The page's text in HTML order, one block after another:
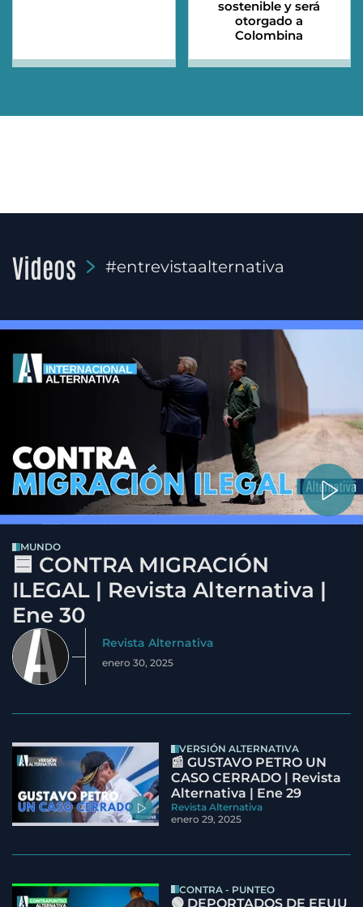
sostenible y será
otorgado a
Colombina
Videos #entrevistaalternativa
MUNDO
🟦 CONTRA MIGRACIÓN
ILEGAL | Revista Alternativa |
Ene 30
Revista Alternativa
enero 30, 2025
VERSIÓN ALTERNATIVA
📰 GUSTAVO PETRO UN
CASO CERRADO | Revista
Alternativa | Ene 29
Revista Alternativa
enero 29, 2025
CONTRA - PUNTEO
🟢 DEPORTADOS DE EEUU